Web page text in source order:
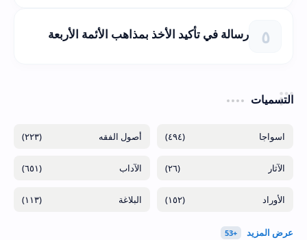
رسالة في تأكيد الأخذ بمذاهب الأئمة الأربعة
التسميات
(٤٩٤) (٢٢٣)
(٢٦) (٦٥١)
(١٥٢) (١١٣)